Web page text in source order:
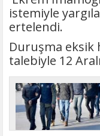
istemiyle
ertelendi.
Duruşma eksik
talebiyle 12